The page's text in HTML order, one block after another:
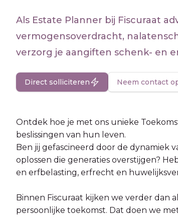
Als Estate Planner bij Fiscuraat
vermogensoverdracht,
verzorg je aangiften schenk- en
Direct solliciteren Neem contact
Ontdek hoe je met ons unieke
beslissingen van hun leven.
Ben jij gefascineerd door de dynamiek
oplossen die generaties overstijgen?
en erfbelasting, erfrecht en
Binnen Fiscuraat kijken we verder dan
persoonlijke toekomst. Dat doen we